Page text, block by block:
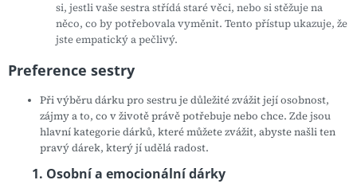
si, jestli vaše sestra střídá staré věci, nebo si stěžuje na
něco, co by potřebovala vyměnit. Tento přístup ukazuje, že
jste empatický a pečlivý.
Preference sestry
Při výběru dárku pro sestru je důležité zvážit její osobnost,
zájmy a to, co v životě právě potřebuje nebo chce. Zde jsou
hlavní kategorie dárků, které můžete zvážit, abyste našli ten
pravý dárek, který jí udělá radost.
1. Osobní a emocionální dárky